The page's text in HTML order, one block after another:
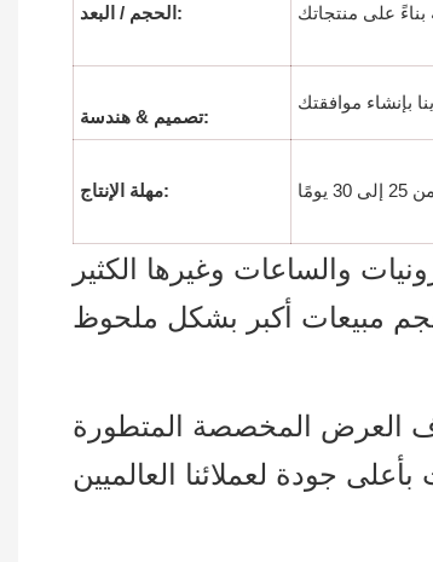
الحجم / البعد:
تصميم & هندسة:
مهلة الإنتاج:
والساعات وغيرها الكثير
العرض المخصصة المتطورة